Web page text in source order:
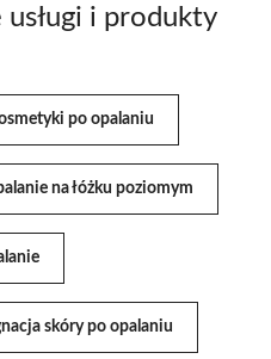
i produkty
po opalaniu
na łóżku poziomym
skóry po opalaniu